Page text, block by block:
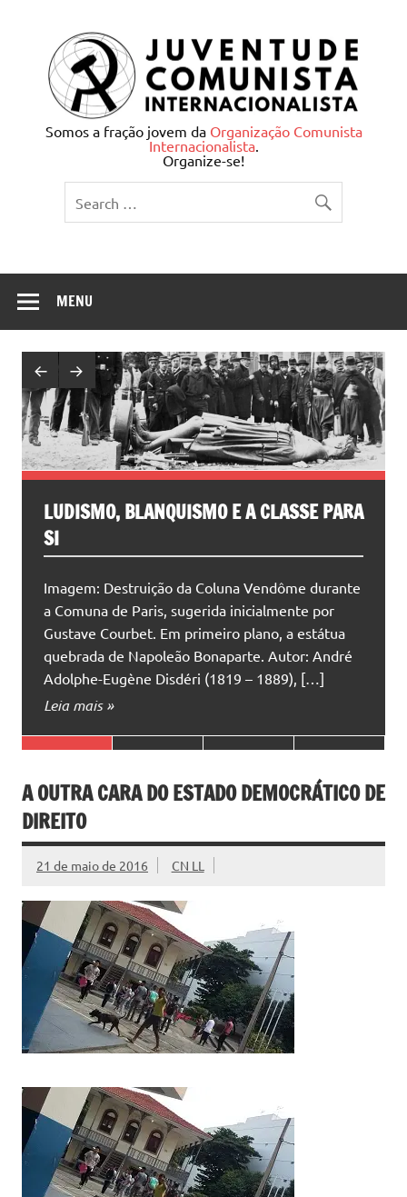
Juventude Comunista
Internacionalista
Somos a fração jovem da Organização Comunista
Internacionalista.
Organize-se!
MENU
APRENDIZADOS DA GREVE DAS
UNIVERSIDADES ESTADUAIS DE SÃO
PAULO
No primeiro semestre deste ano ocorreram
importantes greves nas universidades estaduais
paulistas (USP, Unesp e Unicamp). Essas
mobilizações são parte de uma situação nacional
e internacional marcada pela crise capitalista,
Leia mais »
A OUTRA CARA DO ESTADO DEMOCRÁTICO DE
DIREITO
21 de maio de 2016 CN LL